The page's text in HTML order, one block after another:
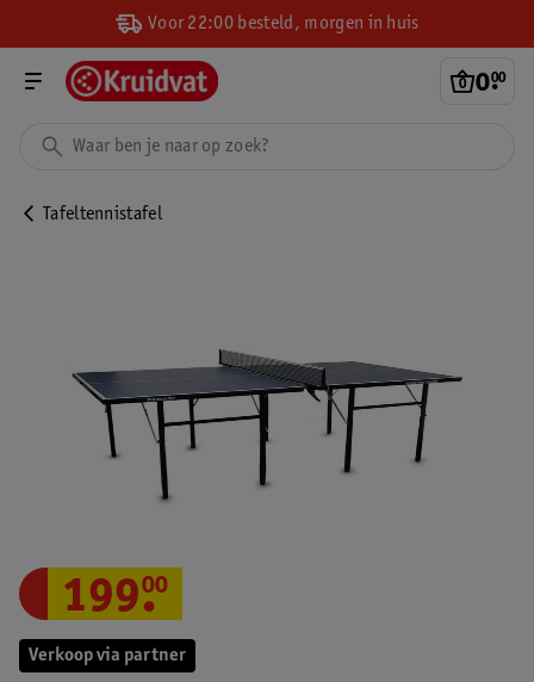
Voor 22:00 besteld, morgen in huis
0.
00
Tafeltennistafel
Verkoop via partner
199.
00